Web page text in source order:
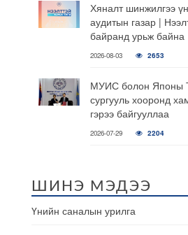
Хяналт шинжилгээ
аудитын газар |
байранд урьж байна
2026-08-03 2653
МУИС болон Японы
сургууль хооронд
гэрээ байгууллаа
2026-07-29 2204
ШИНЭ МЭДЭЭ
Үнийн саналын урилга